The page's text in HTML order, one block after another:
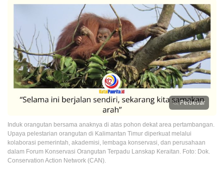
Perbesar
Induk orangutan bersama anaknya di atas pohon dekat area pertambangan.
Upaya pelestarian orangutan di Kalimantan Timur diperkuat melalui
kolaborasi pemerintah, akademisi, lembaga konservasi, dan perusahaan
dalam Forum Konservasi Orangutan Terpadu Lanskap Keraitan. Foto: Dok.
Conservation Action Network (CAN).